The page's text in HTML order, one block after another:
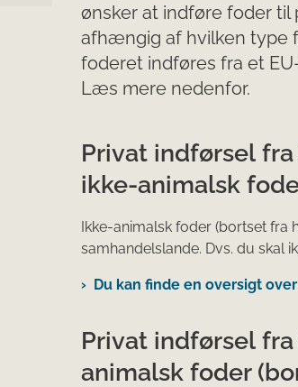
ønsker at indføre foder til
afhængig af hvilken type
foderet indføres fra et
Læs mere nedenfor.
Privat indførsel
ikke-animalsk
Ikke-animalsk foder (bortset fra
samhandelslande. Dvs. du skal
Du kan finde en oversigt
Privat indførsel
animalsk foder